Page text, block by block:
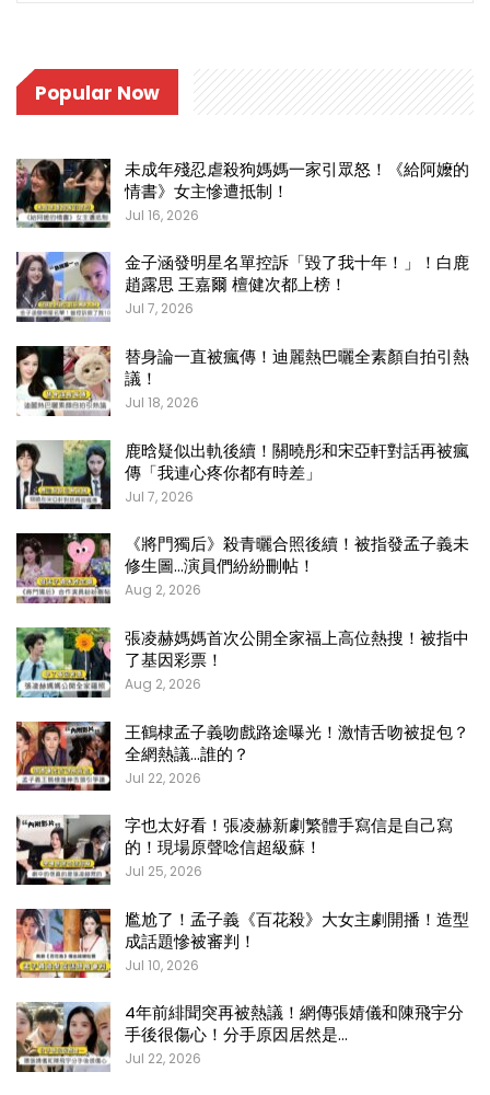
Popular Now
未成年殘忍虐殺狗媽媽一家引眾怒！《給阿嬤的
情書》女主慘遭抵制！
Jul 16, 2026
金子涵發明星名單控訴「毀了我十年！」！白鹿
趙露思 王嘉爾 檀健次都上榜！
Jul 7, 2026
替身論一直被瘋傳！迪麗熱巴曬全素顏自拍引熱
議！
Jul 18, 2026
鹿晗疑似出軌後續！關曉彤和宋亞軒對話再被瘋
傳「我連心疼你都有時差」
Jul 7, 2026
《將門獨后》殺青曬合照後續！被指發孟子義未
修生圖…演員們紛紛刪帖！
Aug 2, 2026
張凌赫媽媽首次公開全家福上高位熱搜！被指中
了基因彩票！
Aug 2, 2026
王鶴棣孟子義吻戲路途曝光！激情舌吻被捉包？
全網熱議…誰的？
Jul 22, 2026
字也太好看！張凌赫新劇繁體手寫信是自己寫
的！現場原聲唸信超級蘇！
Jul 25, 2026
尷尬了！孟子義《百花殺》大女主劇開播！造型
成話題慘被審判！
Jul 10, 2026
4年前緋聞突再被熱議！網傳張婧儀和陳飛宇分
手後很傷心！分手原因居然是…
Jul 22, 2026